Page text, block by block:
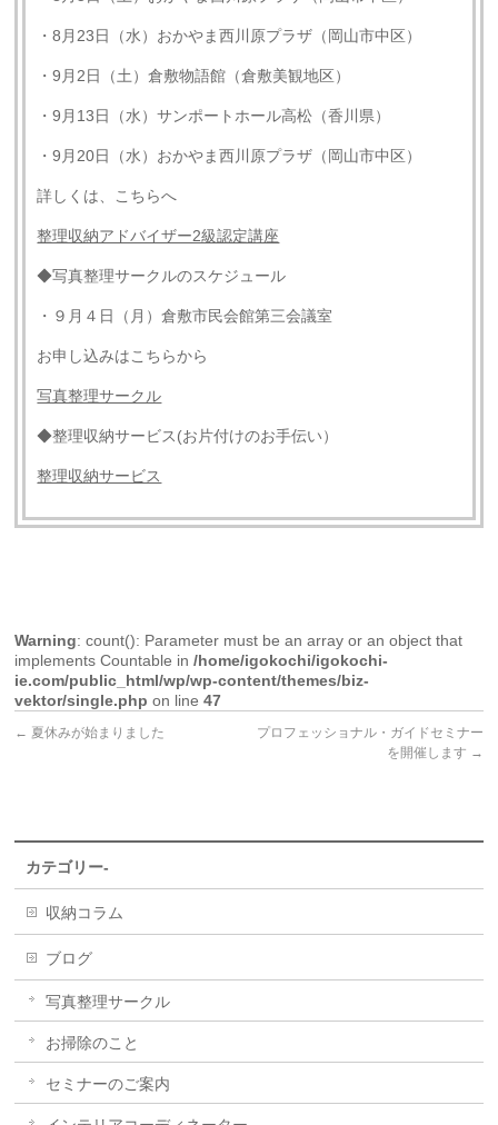
・8月23日（水）おかやま西川原プラザ（岡山市中区）
・9月2日（土）倉敷物語館（倉敷美観地区）
・9月13日（水）サンポートホール高松（香川県）
・9月20日（水）おかやま西川原プラザ（岡山市中区）
詳しくは、こちらへ
整理収納アドバイザー2級認定講座
◆写真整理サークルのスケジュール
・９月４日（月）倉敷市民会館第三会議室
お申し込みはこちらから
写真整理サークル
◆整理収納サービス(お片付けのお手伝い）
整理収納サービス
Warning: count(): Parameter must be an array or an object that
implements Countable in/home/igokochi/igokochi-
ie.com/public_html/wp/wp-content/themes/biz-
vektor/single.php on line47
← 夏休みが始まりました
プロフェッショナル・ガイドセミナー
を開催します →
カテゴリー-
収納コラム
ブログ
写真整理サークル
お掃除のこと
セミナーのご案内